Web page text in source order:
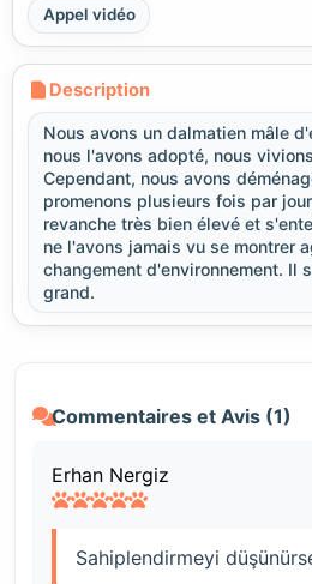
Appel vidéo
Description
Nous avons un dalmatien mâle
nous l'avons adopté, nous
Cependant, nous avons
promenons plusieurs fois par
revanche très bien élevé et
ne l'avons jamais vu se montrer
changement d'environnement. Il
grand.
Commentaires et Avis (1)
Erhan Nergiz
Sahiplendirmeyi